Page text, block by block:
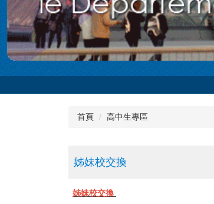
首頁 高中生專區
姊妹校交換
姊妹校交換